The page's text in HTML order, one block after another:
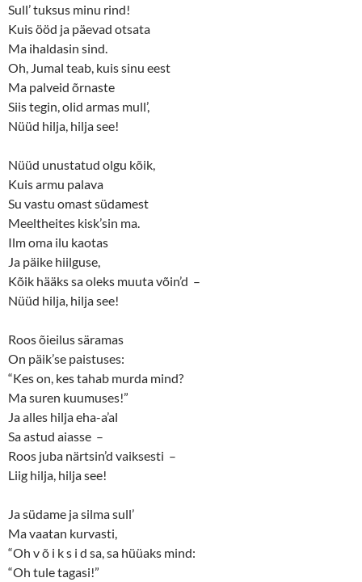
Sull’ tuksus minu rind!
Kuis ööd ja päevad otsata
Ma ihaldasin sind.
Oh, Jumal teab, kuis sinu eest
Ma palveid õrnaste
Siis tegin, olid armas mull’,
Nüüd hilja, hilja see!
Nüüd unustatud olgu kõik,
Kuis armu palava
Su vastu omast südamest
Meeltheites kisk’sin ma.
Ilm oma ilu kaotas
Ja päike hiilguse,
Kõik hääks sa oleks muuta võin’d –
Nüüd hilja, hilja see!
Roos õieilus säramas
On päik’se paistuses:
“Kes on, kes tahab murda mind?
Ma suren kuumuses!”
Ja alles hilja eha-a’al
Sa astud aiasse –
Roos juba närtsin’d vaiksesti –
Liig hilja, hilja see!
Ja südame ja silma sull’
Ma vaatan kurvasti,
“Oh v õ i k s i d sa, sa hüüaks mind:
“Oh tule tagasi!”